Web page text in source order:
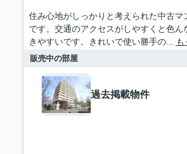
住み心地がしっかりと考えられた中古マ
です。交通のアクセスがしやすくと色ん
きやすいです。きれいで使い勝手の...
も
販売中の部屋
過去掲載物件